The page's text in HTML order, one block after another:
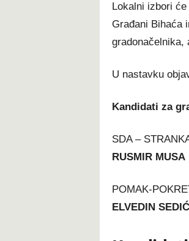
Lokalni izbori
Građani Bihaća
gradonačelnika,
U nastavku
Kandidati za
SDA –
RUSMIR MUSA
POMAK-
ELVEDIN SEDIĆ